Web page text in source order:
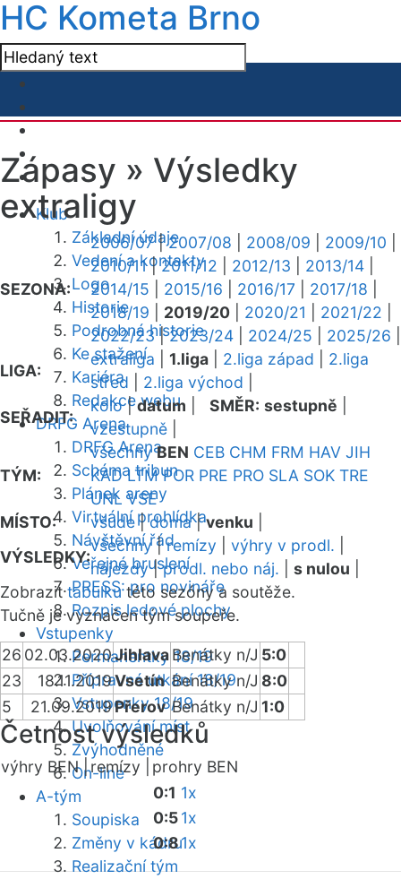
HC Kometa Brno
Klub
Základní údaje
Vedení a kontakty
Logo
Historie
Podrobná historie
Ke stažení
Kariéra
Redakce webu
DRFG Arena
DRFG Arena
Schéma tribun
Plánek areny
Virtuální prohlídka
Návštěvní řád
Veřejné bruslení
PRESS: pro novináře
Rozpis ledové plochy
Vstupenky
Permanentky 18/19
Přípravná utkání 18/19
Vstupenky 18/19
Uvolňování míst
Zvýhodněné
On-line
A-tým
Soupiska
Změny v kádru
Realizační tým
Zápasy » Výsledky
extraligy
SEZONA:
2006/07|2007/08 2008/09 2009/10
2010/11|2011/12 2012/13 2013/14
2014/15
2015/16 2016/17 2017/18
2018/19
2019/20 2020/21 2021/22
2022/23|2023/24 2024/25 2025/26
LIGA:
extraliga 1.liga 2.liga západ
2.liga
střed
2.liga východ
SEŘADIT:
kolo|datum SMĚR: sestupně
vzestupně
TÝM:
všechny BEN CEB CHM FRM HAV JIH
KAD LTM POR PRE PRO SLA SOK TRE
UNL VSE
MÍSTO:
všude|doma|venku
VÝSLEDKY:
všechny|remízy výhry v prodl.
nájezdy|prodl. nebo náj. s nulou
Zobrazittabulkutéto sezóny a soutěže.
Tučně je vyznačen tým soupeře.
26 02.03.2020JihlavaBenátky n/J 5:0
23
18.11.2019Vsetín Benátky n/J 8:0
5
21.09.2019Přerov Benátky n/J 1:0
Četnost výsledků
výhry BEN |remízy |
prohry BEN
0:1 1x
0:51x
0:81x